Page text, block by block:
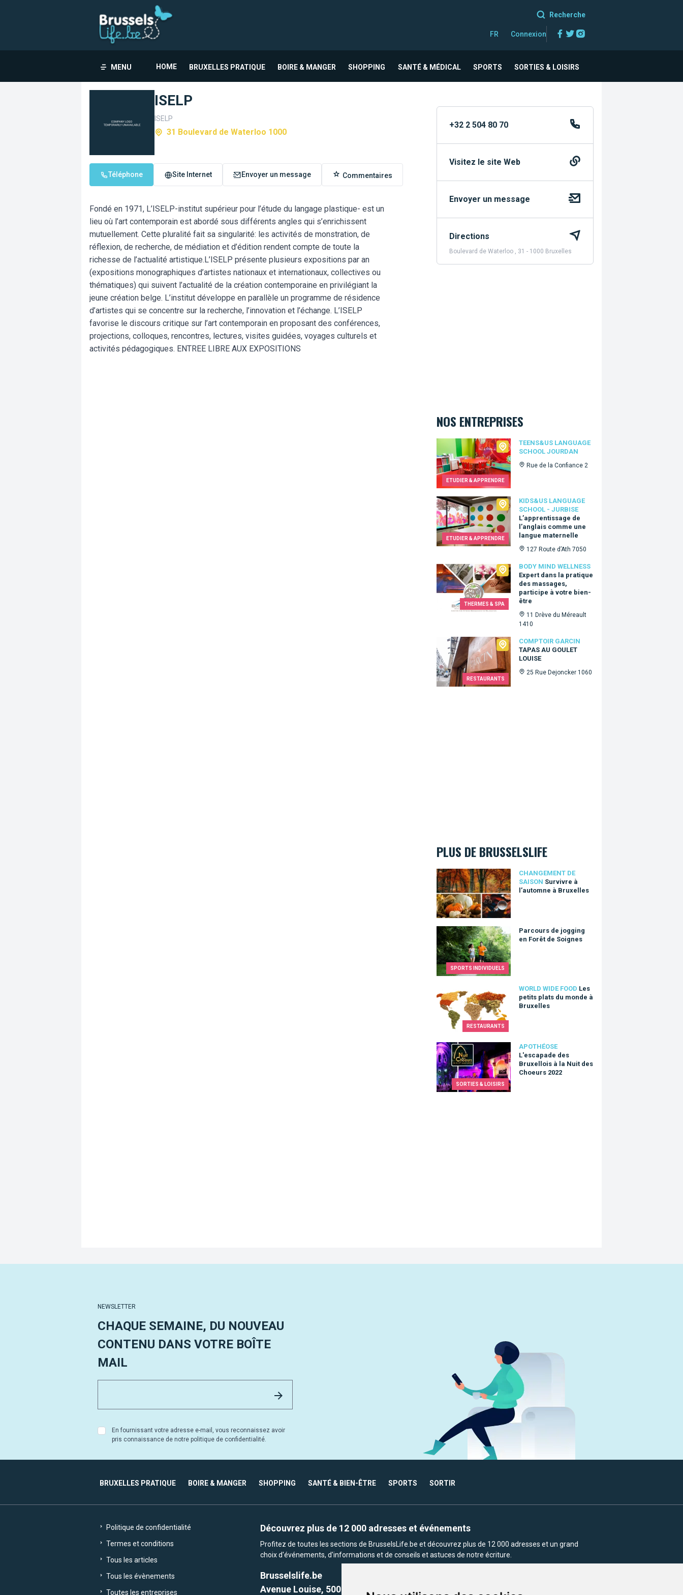
Recherche
FR Connexion Facebook
Twitter
MENU HOME BRUXELLES PRATIQUE BOIRE & MANGER SHOPPING SANTÉ & MÉDICAL SPORTS SORTIES & LOISIRS
ISELP
ISELP
31 Boulevard de Waterloo 1000
Téléphone Site Internet Envoyer un message Commentaires
Fondé en 1971, L’ISELP-institut supérieur pour l’étude du langage plastique- est un
lieu où l’art contemporain est abordé sous différents angles qui s’enrichissent
mutuellement. Cette pluralité fait sa singularité: les activités de monstration, de
réflexion, de recherche, de médiation et d’édition rendent compte de toute la
richesse de l’actualité artistique.L’ISELP présente plusieurs expositions par an
(expositions monographiques d’artistes nationaux et internationaux, collectives ou
thématiques) qui suivent l’actualité de la création contemporaine en privilégiant la
jeune création belge. L’institut développe en parallèle un programme de résidence
d’artistes qui se concentre sur la recherche, l’innovation et l’échange. L’ISELP
favorise le discours critique sur l’art contemporain en proposant des conférences,
projections, colloques, rencontres, lectures, visites guidées, voyages culturels et
activités pédagogiques. ENTREE LIBRE AUX EXPOSITIONS
+32 2 504 80 70
Visitez le site Web
Envoyer un message
Directions
Boulevard de Waterloo , 31 - 1000 Bruxelles
NOS ENTREPRISES
ETUDIER & APPRENDRE
TEENS&US LANGUAGE
SCHOOL JOURDAN
Rue de la Confiance 2
Teens&Us language school Jourdan
ETUDIER & APPRENDRE
KIDS&US LANGUAGE
SCHOOL - JURBISE
L’apprentissage de
l’anglais comme une
langue maternelle
127 Route d’Ath 7050
Kids&Us language school - Jurbise
THERMES & SPA
BODY MIND WELLNESS
Expert dans la pratique
des massages,
participe à votre bien-
être
11 Drève du Méreault
1410
Body Mind Wellness
RESTAURANTS
COMPTOIR GARCIN
TAPAS AU GOULET
LOUISE
25 Rue Dejoncker 1060
Comptoir Garcin
PLUS DE BRUSSELSLIFE
CHANGEMENT DE
SAISON Survivre à
l’automne à Bruxelles
Survivre à l’automne à Bruxelles
SPORTS INDIVIDUELS
Parcours de jogging
en Forêt de Soignes
Parcours de jogging en Forêt de Soignes
RESTAURANTS
WORLD WIDE FOOD Les
petits plats du monde à
Bruxelles
Les petits plats du monde à Bruxelles
SORTIES & LOISIRS
APOTHÉOSE
L'escapade des
Bruxellois à la Nuit des
Choeurs 2022
L'escapade des Bruxellois à la Nuit des Choeurs 2022
NEWSLETTER
CHAQUE SEMAINE, DU NOUVEAU
CONTENU DANS VOTRE BOÎTE
MAIL
En fournissant votre adresse e-mail, vous reconnaissez avoir
pris connaissance de notre politique de confidentialité.
BRUXELLES PRATIQUE BOIRE & MANGER SHOPPING SANTÉ & BIEN-ÊTRE SPORTS SORTIR
Politique de confidentialité
Termes et conditions
Tous les articles
Tous les évènements
Toutes les entreprises
Découvrez plus de 12 000 adresses et événements
Profitez de toutes les sections de BrusselsLife.be et découvrez plus de 12 000 adresses et un grand
choix d'événements, d'informations et de conseils et astuces de notre écriture.
Brusselslife.be
Avenue Louise, 500 -1050 Ixelles, Brussels,